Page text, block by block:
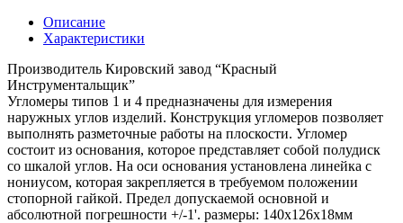
Описание
Характеристики
Производитель Кировский завод “Красный
Инструментальщик”
Угломеры типов 1 и 4 предназначены для измерения
наружных углов изделий. Конструкция угломеров позволяет
выполнять разметочные работы на плоскости. Угломер
состоит из основания, которое представляет собой полудиск
со шкалой углов. На оси основания установлена линейка с
нониусом, которая закрепляется в требуемом положении
стопорной гайкой. Предел допускаемой основной и
абсолютной погрешности +/-1'. размеры: 140х126х18мм